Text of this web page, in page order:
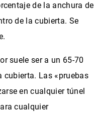
de la anchura de
de la cubierta. Se
suele ser a un 65-70
cubierta. Las «pruebas
en cualquier túnel
cualquier